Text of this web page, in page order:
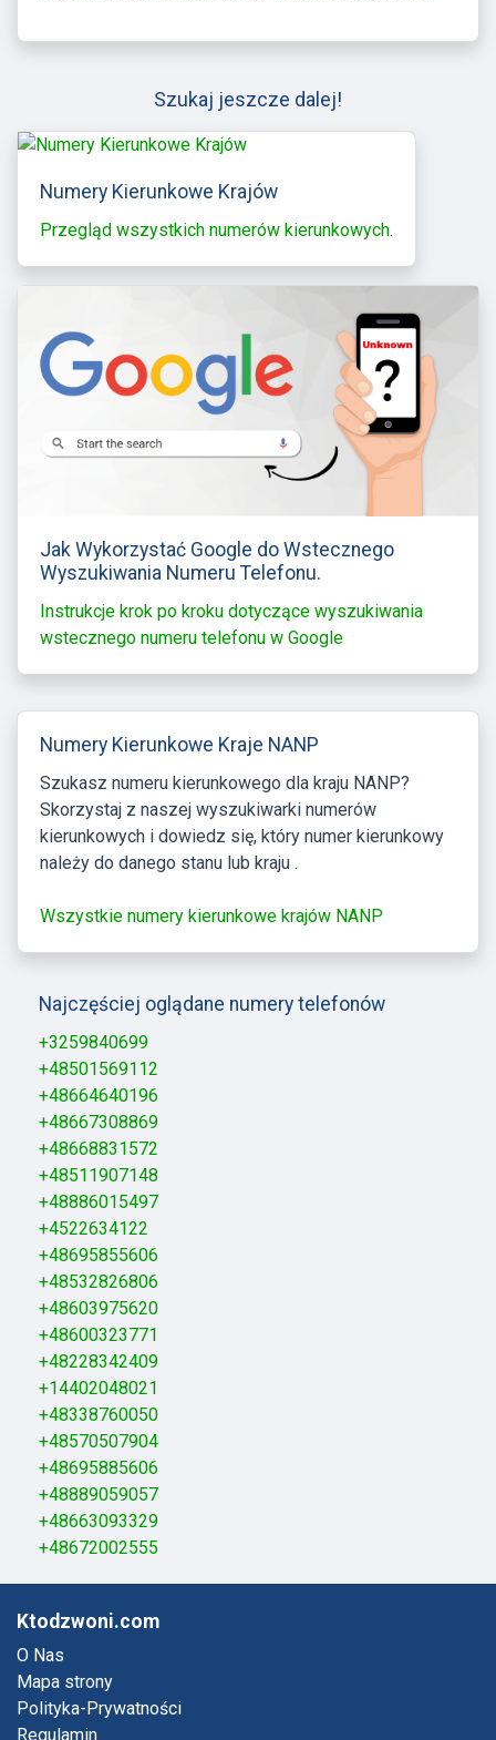
Szukaj jeszcze dalej!
Numery Kierunkowe Krajów
Przegląd wszystkich numerów kierunkowych.
Jak Wykorzystać Google do Wstecznego
Wyszukiwania Numeru Telefonu.
Instrukcje krok po kroku dotyczące wyszukiwania
wstecznego numeru telefonu w Google
Numery Kierunkowe Kraje NANP
Szukasz numeru kierunkowego dla kraju NANP?
Skorzystaj z naszej wyszukiwarki numerów
kierunkowych i dowiedz się, który numer kierunkowy
należy do danego stanu lub kraju .
Wszystkie numery kierunkowe krajów NANP
Najczęściej oglądane numery telefonów
+3259840699
+48501569112
+48664640196
+48667308869
+48668831572
+48511907148
+48886015497
+4522634122
+48695855606
+48532826806
+48603975620
+48600323771
+48228342409
+14402048021
+48338760050
+48570507904
+48695885606
+48889059057
+48663093329
+48672002555
Ktodzwoni.com
O Nas
Mapa strony
Polityka-Prywatności
Regulamin